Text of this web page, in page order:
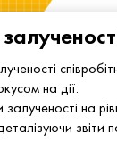
на дії.
на
звіти